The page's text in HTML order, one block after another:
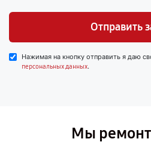
Отправить
Нажимая на кнопку отправить я даю
персональных данных.
Мы